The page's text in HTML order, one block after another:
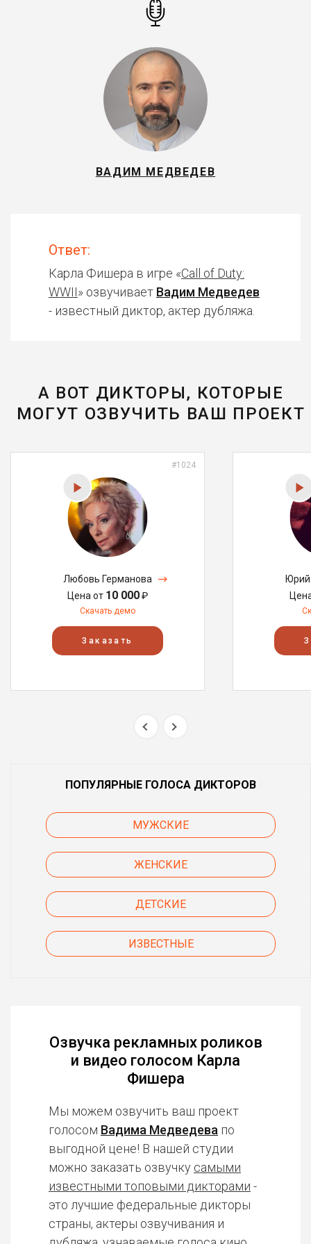
ВАДИМ МЕДВЕДЕВ
Ответ:
Карла Фишера в игре «Call of Duty:
WWII» озвучивает Вадим Медведев
- известный диктор, актер дубляжа.
А ВОТ ДИКТОРЫ, КОТОРЫЕ
МОГУТ ОЗВУЧИТЬ ВАШ ПРОЕКТ
#1024
Любовь Германова
Цена от 10 000₽
Скачать демо
Заказать
ПОПУЛЯРНЫЕ ГОЛОСА ДИКТОРОВ
МУЖСКИЕ
ЖЕНСКИЕ
ДЕТСКИЕ
ИЗВЕСТНЫЕ
Озвучка рекламных роликов
и видео голосом Карла
Фишера
Мы можем озвучить ваш проект
голосом Вадима Медведева по
выгодной цене! В нашей студии
можно заказать озвучку самыми
известными топовыми дикторами -
это лучшие федеральные дикторы
страны, актеры озвучивания и